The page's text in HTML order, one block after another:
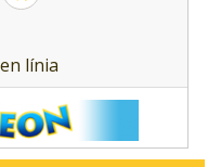
línia